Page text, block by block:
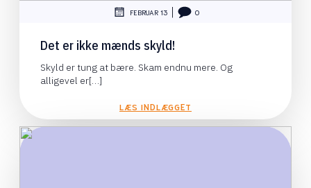
FEBRUAR 13 0
Det er ikke mænds skyld!
Skyld er tung at bære. Skam endnu mere. Og
alligevel er[…]
LÆS INDLÆGGET